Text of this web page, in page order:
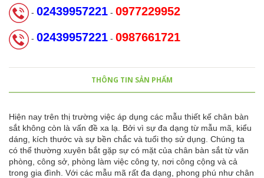
- 02439957221 - 0977229952
- 02439957221 - 0987661721
THÔNG TIN SẢN PHẨM
Hiện nay trên thị trường việc áp dụng các mẫu thiết kế chân bàn
sắt không còn là vấn đề xa lạ. Bởi vì sự đa dạng từ mẫu mã, kiểu
dáng, kích thước và sự bền chắc và tuổi thọ sử dụng. Chúng ta
có thể thường xuyên bắt gặp sự có mặt của chân bàn sắt từ văn
phòng, công sở, phòng làm việc công ty, nơi công cộng và cả
trong gia đình. Với các mẫu mã rất đa dạng, phong phú như chân